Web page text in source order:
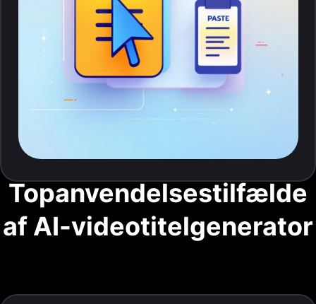
Topanvendelsestilfælde
af AI-videotitelgenerator